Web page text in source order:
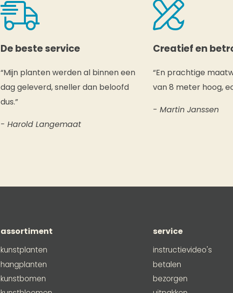
De beste service
“Mijn planten werden al binnen een
dag geleverd, sneller dan beloofd
dus.”
- Harold Langemaat
Creatief en
“En prachtige
van 8 meter hoog,
- Martin Janssen
assortiment
kunstplanten
hangplanten
kunstbomen
service
instructievideo's
betalen
bezorgen